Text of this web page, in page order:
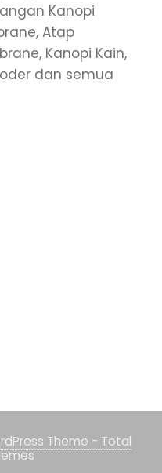
Kanopi
Atap
Kanopi Kain,
dan semua
Theme - Total